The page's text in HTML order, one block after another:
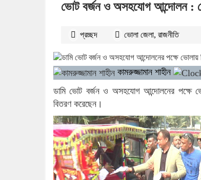
ভোট বর্জন ও অসহযোগ আন্দোলন :
প্রচ্ছদ ভোলা জেলা, রাজনীতি
কামরুজ্জামান শাহীন
ডামি ভোট বর্জন ও অসহযোগ আন্দোলনের পক্ষে
বিতরণ করেছেন।